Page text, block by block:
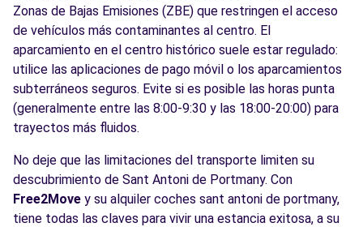
Zonas de Bajas Emisiones (ZBE) que restringen el acceso
de vehículos más contaminantes al centro. El
aparcamiento en el centro histórico suele estar regulado:
utilice las aplicaciones de pago móvil o los aparcamientos
subterráneos seguros. Evite si es posible las horas punta
(generalmente entre las 8:00-9:30 y las 18:00-20:00) para
trayectos más fluidos.
No deje que las limitaciones del transporte limiten su
descubrimiento de Sant Antoni de Portmany. Con
Free2Move y su alquiler coches sant antoni de portmany,
tiene todas las claves para vivir una estancia exitosa, a su